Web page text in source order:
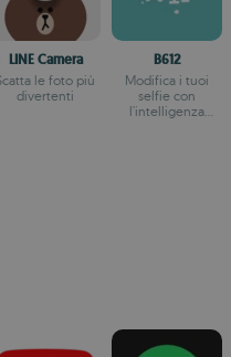
LINE Camera
le foto più
divertenti
B612
Modifica i tuoi
selfie con
l'intelligenza